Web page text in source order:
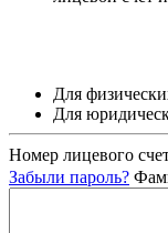
АО
Для
Для
Номер лицевого
Забыли пароль?